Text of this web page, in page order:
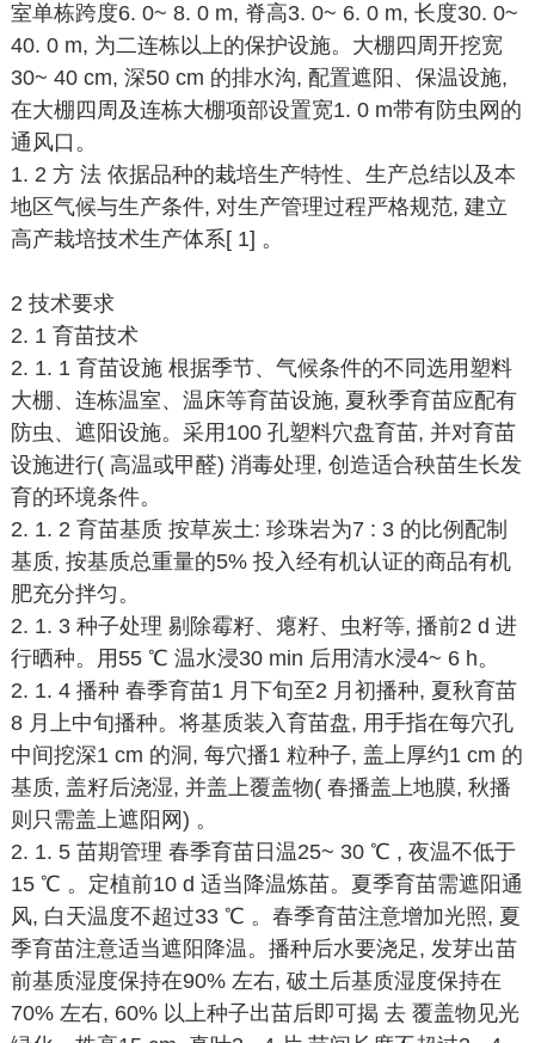
室单栋跨度6. 0~ 8. 0 m, 脊高3. 0~ 6. 0 m, 长度30. 0~
40. 0 m, 为二连栋以上的保护设施。大棚四周开挖宽
30~ 40 cm, 深50 cm 的排水沟, 配置遮阳、保温设施,
在大棚四周及连栋大棚项部设置宽1. 0 m带有防虫网的
通风口。
1. 2 方 法 依据品种的栽培生产特性、生产总结以及本
地区气候与生产条件, 对生产管理过程严格规范, 建立
高产栽培技术生产体系[ 1] 。
2 技术要求
2. 1 育苗技术
2. 1. 1 育苗设施 根据季节、气候条件的不同选用塑料
大棚、连栋温室、温床等育苗设施, 夏秋季育苗应配有
防虫、遮阳设施。采用100 孔塑料穴盘育苗, 并对育苗
设施进行( 高温或甲醛) 消毒处理, 创造适合秧苗生长发
育的环境条件。
2. 1. 2 育苗基质 按草炭土: 珍珠岩为7 : 3 的比例配制
基质, 按基质总重量的5% 投入经有机认证的商品有机
肥充分拌匀。
2. 1. 3 种子处理 剔除霉籽、瘪籽、虫籽等, 播前2 d 进
行晒种。用55 ℃ 温水浸30 min 后用清水浸4~ 6 h。
2. 1. 4 播种 春季育苗1 月下旬至2 月初播种, 夏秋育苗
8 月上中旬播种。将基质装入育苗盘, 用手指在每穴孔
中间挖深1 cm 的洞, 每穴播1 粒种子, 盖上厚约1 cm 的
基质, 盖籽后浇湿, 并盖上覆盖物( 春播盖上地膜, 秋播
则只需盖上遮阳网) 。
2. 1. 5 苗期管理 春季育苗日温25~ 30 ℃ , 夜温不低于
15 ℃ 。定植前10 d 适当降温炼苗。夏季育苗需遮阳通
风, 白天温度不超过33 ℃ 。春季育苗注意增加光照, 夏
季育苗注意适当遮阳降温。播种后水要浇足, 发芽出苗
前基质湿度保持在90% 左右, 破土后基质湿度保持在
70% 左右, 60% 以上种子出苗后即可揭 去 覆盖物见光